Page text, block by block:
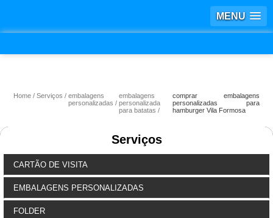
MENU
Home Serviços
embalagens
personalizadas
embalagens
personalizada
para batatas
comprar embalagens
personalizadas para
hamburger Vila Formosa
Serviços
CARTÃO DE VISITA
EMBALAGENS PERSONALIZADAS
FOLDER